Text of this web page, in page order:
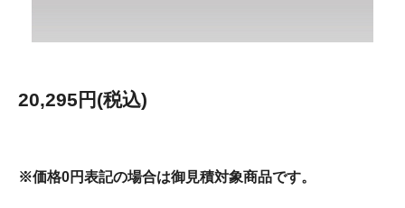
20,295円(税込)
※価格0円表記の場合は御見積対象商品です。